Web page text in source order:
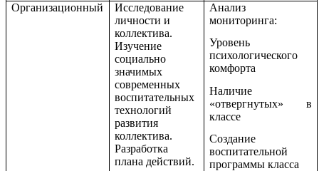
Организационный
Исследование
личности и
коллектива.
Изучение
социально
значимых
современных
воспитательных
технологий
развития
коллектива.
Разработка
плана действий.
Анализ
мониторинга:
Уровень
психологического
комфорта
Наличие
«отвергнутых» в
классе
Создание
воспитательной
программы класса